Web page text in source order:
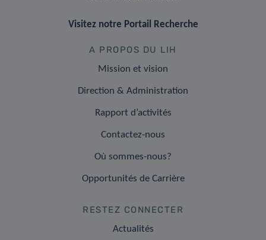
Visitez notre Portail Recherche
A PROPOS DU LIH
Mission et vision
Direction & Administration
Rapport d’activités
Contactez-nous
Où sommes-nous?
Opportunités de Carrière
RESTEZ CONNECTER
Actualités